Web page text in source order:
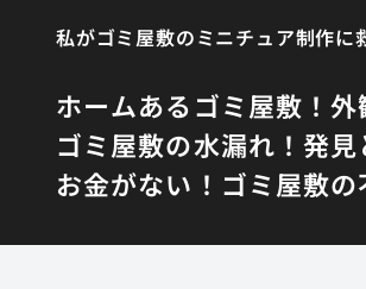
私がゴミ屋敷のミニチュア制作に
ホームあるゴミ屋敷！
ゴミ屋敷の水漏れ！発
お金がない！ゴミ屋敷